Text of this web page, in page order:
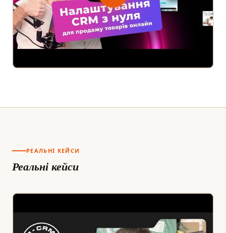
РЕАЛЬНІ КЕЙСИ
Реальні кейси